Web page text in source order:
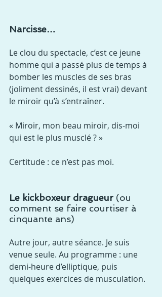
Narcisse…
Le clou du spectacle, c’est ce jeune
homme qui a passé plus de temps à
bomber les muscles de ses bras
(joliment dessinés, il est vrai) devant
le miroir qu’à s’entraîner.
« Miroir, mon beau miroir, dis-moi
qui est le plus musclé ? »
Certitude : ce n’est pas moi.
Le kickboxeur dragueur (ou
comment se faire courtiser à
cinquante ans)
Autre jour, autre séance. Je suis
venue seule. Au programme : une
demi-heure d’elliptique, puis
quelques exercices de musculation.